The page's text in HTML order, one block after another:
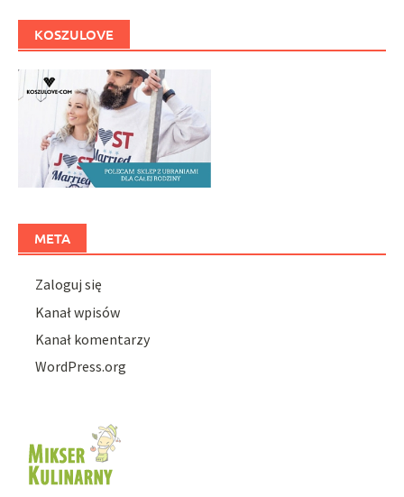
KOSZULOVE
META
Zaloguj się
Kanał wpisów
Kanał komentarzy
WordPress.org